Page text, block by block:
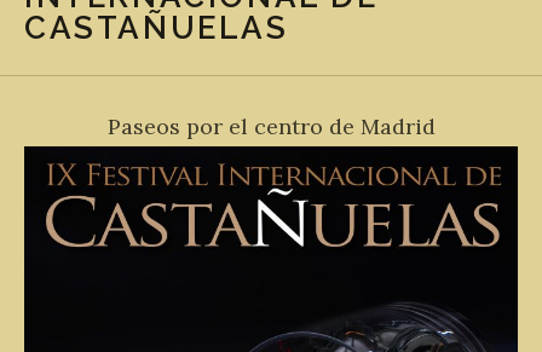
CASTAÑUELAS
Paseos por el centro de Madrid